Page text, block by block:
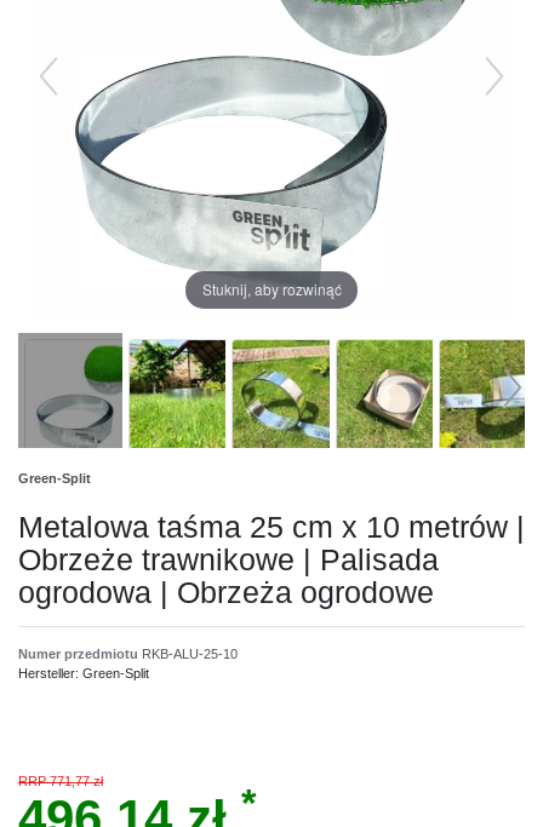
Stuknij, aby rozwinąć
Green-Split
Metalowa taśma 25 cm x 10 metrów |
Obrzeże trawnikowe | Palisada
ogrodowa | Obrzeża ogrodowe
Numer przedmiotu RKB-ALU-25-10
Hersteller: Green-Split
RRP 771,77 zł
*